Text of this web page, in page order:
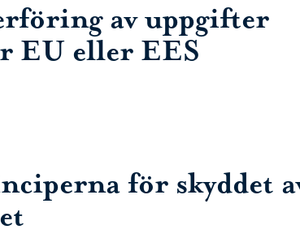
av uppgifter
EU eller EES
för skyddet